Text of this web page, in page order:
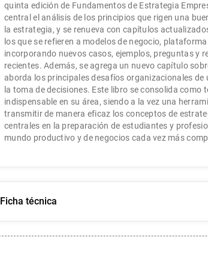
quinta edición de Fundamentos de Estrategia
central el análisis de los principios que rigen una
la estrategia, y se renueva con capítulos
los que se refieren a modelos de negocio,
incorporando nuevos casos, ejemplos, preguntas y
recientes. Además, se agrega un nuevo capítulo
aborda los principales desafíos organizacionales
la toma de decisiones. Este libro se consolida como
indispensable en su área, siendo a la vez una
transmitir de manera eficaz los conceptos de
centrales en la preparación de estudiantes y
mundo productivo y de negocios cada vez más
Ficha técnica